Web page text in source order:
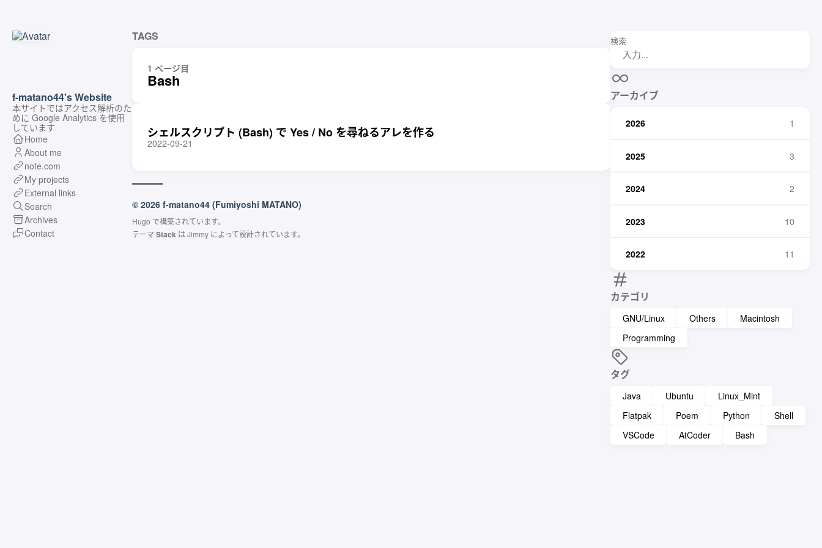
f-matano44's Website
本サイトではアクセス解析のた
めに Google Analytics を使用
しています
Home
About me
note.com
My projects
External links
Search
Archives
Contact
検索
アーカイブ
2026 1
2025 3
2024 2
2023 10
2022 11
カテゴリ
GNU/Linux Others
Macintosh
Programming
タグ
Java Ubuntu
Linux_Mint
Flatpak
Poem Python
Shell
VSCode
AtCoder Bash
TAGS
1 ページ目
Bash
シェルスクリプト (Bash) で Yes / No を尋ねるアレを作る
2022-09-21
© 2026 f-matano44 (Fumiyoshi MATANO)
Hugo で構築されています。
テーマ Stack はJimmyによって設計されています。